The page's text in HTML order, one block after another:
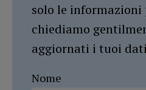
solo le
chiediamo
aggiornati i tuoi
Nome